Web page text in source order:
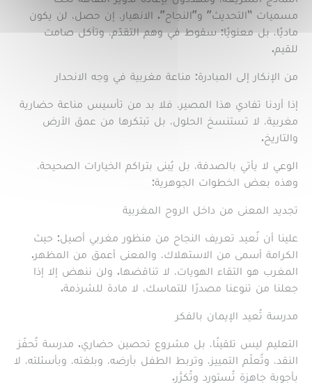
مسميات “التحديث” و”النجاح”. الانهيار، إن حصل، لن يكون
ماديًا، بل معنويًا: سقوط في وهم التقدّم، وتآكل صامت
للقيم.
من الإنكار إلى المبادرة: مناعة مغربية في وجه الانحدار
إذا أردنا تفادي هذا المصير، فلا بد من تأسيس مناعة حضارية
مغربية، لا تستنسخ الحلول، بل تبتكرها من عمق الأرض
والتاريخ.
الوعي لا يأتي بالصدفة، بل يُبنى بتراكم الخيارات الصحيحة،
وهذه بعض الخطوات الجوهرية:
تجديد المعنى من داخل الروح المغربية
علينا أن نُعيد تعريف النجاح من منظور مغربي أصيل: حيث
الكرامة أسمى من الاستهلاك، والمعنى أعمق من المظهر.
المغرب هو التقاء الهويات، لا تناقضها. ولن ننهض إلا إذا
جعلنا من تنوعنا مصدرًا للتماسك، لا مادة للشرذمة.
مدرسة تُعيد الإيمان بالفكر
التعليم ليس تلقينًا، بل مشروع تحصين حضاري. مدرسة تُحفّز
النقد، وتُعلّم التمييز، وتربط الطفل بأرضه، وبلغته، وبأسئلته، لا
بأجوبة جاهزة تُستورد وتُكرَّر.